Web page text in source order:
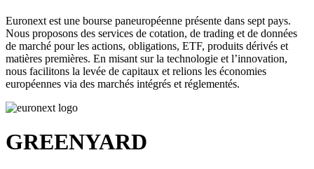
Euronext est une bourse paneuropéenne présente dans sept pays.
Nous proposons des services de cotation, de trading et de données
de marché pour les actions, obligations, ETF, produits dérivés et
matières premières. En misant sur la technologie et l’innovation,
nous facilitons la levée de capitaux et relions les économies
européennes via des marchés intégrés et réglementés.
GREENYARD